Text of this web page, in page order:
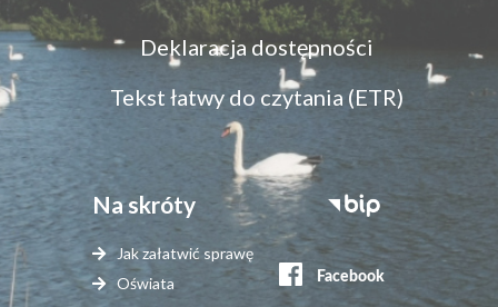
Menu
dostępność
Deklaracja dostępności
Tekst łatwy do czytania (ETR)
Na skróty
Jak załatwić sprawę
Oświata
Stopka
serwisy
zewnętrzne